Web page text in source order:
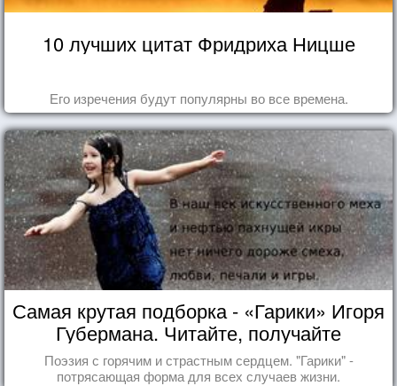
10 лучших цитат Фридриха Ницше
Его изречения будут популярны во все времена.
Самая крутая подборка - «Гарики» Игоря
Губермана. Читайте, получайте
удовольствие!
Поэзия с горячим и страстным сердцем. "Гарики" -
потрясающая форма для всех случаев жизни.